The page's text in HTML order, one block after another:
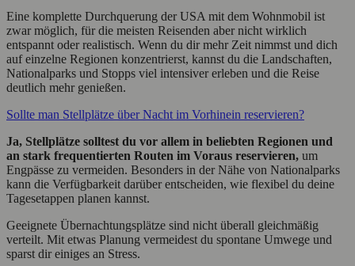
Eine komplette Durchquerung der USA mit dem Wohnmobil ist
zwar möglich, für die meisten Reisenden aber nicht wirklich
entspannt oder realistisch. Wenn du dir mehr Zeit nimmst und dich
auf einzelne Regionen konzentrierst, kannst du die Landschaften,
Nationalparks und Stopps viel intensiver erleben und die Reise
deutlich mehr genießen.
Sollte man Stellplätze über Nacht im Vorhinein reservieren?
Ja, Stellplätze solltest du vor allem in beliebten Regionen und
an stark frequentierten Routen im Voraus reservieren, um
Engpässe zu vermeiden. Besonders in der Nähe von Nationalparks
kann die Verfügbarkeit darüber entscheiden, wie flexibel du deine
Tagesetappen planen kannst.
Geeignete Übernachtungsplätze sind nicht überall gleichmäßig
verteilt. Mit etwas Planung vermeidest du spontane Umwege und
sparst dir einiges an Stress.